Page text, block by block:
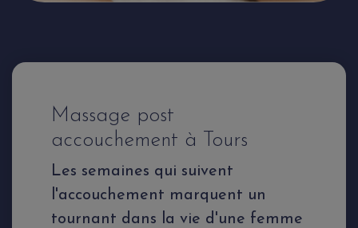
Massage post
accouchement à Tours
Les semaines qui suivent
l'accouchement marquent un
tournant dans la vie d'une femme